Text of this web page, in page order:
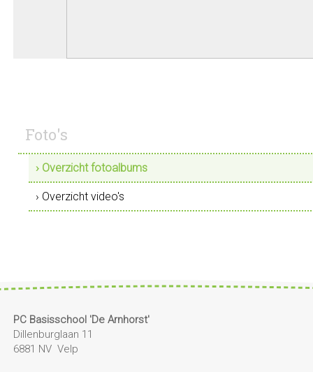
Foto's
› Overzicht fotoalbums
› Overzicht video's
PC Basisschool 'De Arnhorst'
Dillenburglaan 11
6881 NV Velp